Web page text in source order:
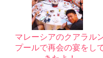
マレーシアのクアラル
プールで再会の宴をし